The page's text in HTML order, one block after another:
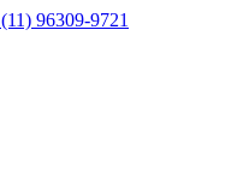
(11) 96309-9721